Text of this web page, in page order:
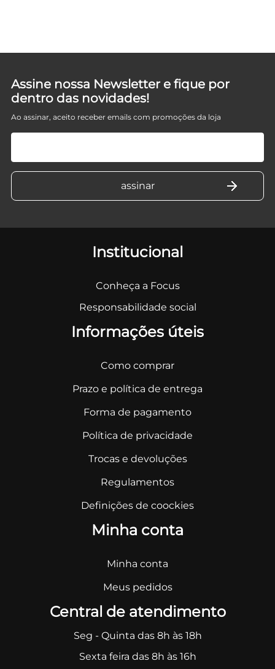
Assine nossa Newsletter e fique por
dentro das novidades!
Ao assinar, aceito receber emails com promoções da loja
Institucional
Conheça a Focus
Responsabilidade social
Informações úteis
Como comprar
Prazo e política de entrega
Forma de pagamento
Política de privacidade
Trocas e devoluções
Regulamentos
Definições de coockies
Minha conta
Minha conta
Meus pedidos
Central de atendimento
Seg - Quinta das 8h às 18h
Sexta feira das 8h às 16h